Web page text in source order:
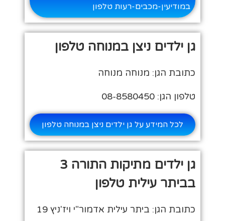
במודיעין-מכבים-רעות טלפון
גן ילדים ניצן במנוחה טלפון
כתובת הגן: מנוחה מנוחה
טלפון הגן: 08-8580450
לכל המידע על גן ילדים ניצן במנוחה טלפון
גן ילדים מתיקות התורה 3
בביתר עילית טלפון
כתובת הגן: ביתר עילית אדמור"י ויז'ניץ 19